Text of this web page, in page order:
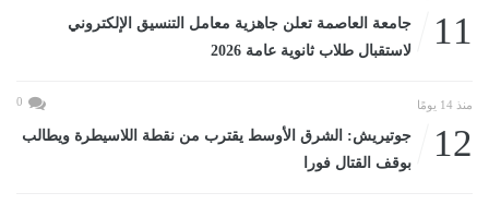
11
جامعة العاصمة تعلن جاهزية معامل التنسيق الإلكتروني
لاستقبال طلاب ثانوية عامة 2026
منذ 14 يومًا 0
12
جوتيريش: الشرق الأوسط يقترب من نقطة اللاسيطرة ويطالب
بوقف القتال فورا